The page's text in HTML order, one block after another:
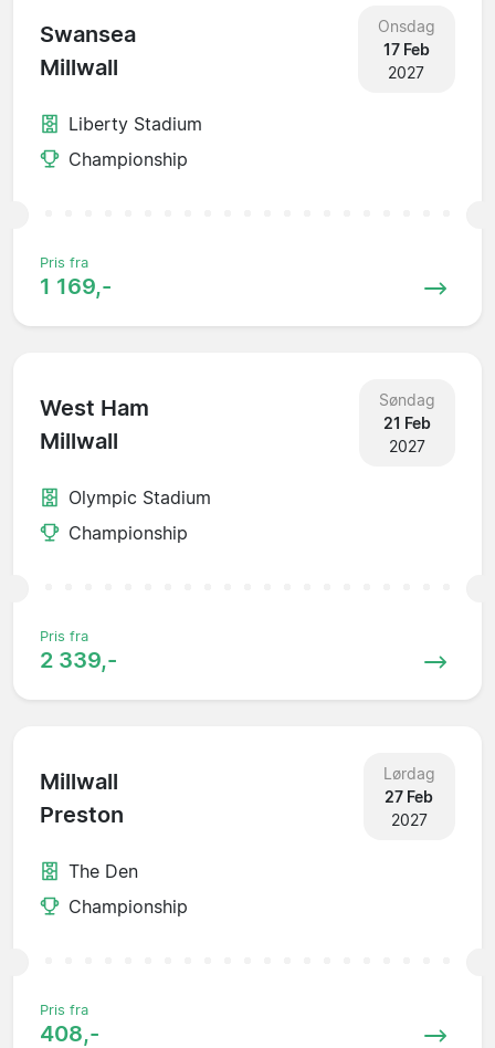
Swansea
Millwall
Onsdag
17 Feb
2027
Liberty Stadium
Championship
Pris fra
1 169,-
West Ham
Millwall
Søndag
21 Feb
2027
Olympic Stadium
Championship
Pris fra
2 339,-
Millwall
Preston
Lørdag
27 Feb
2027
The Den
Championship
Pris fra
408,-